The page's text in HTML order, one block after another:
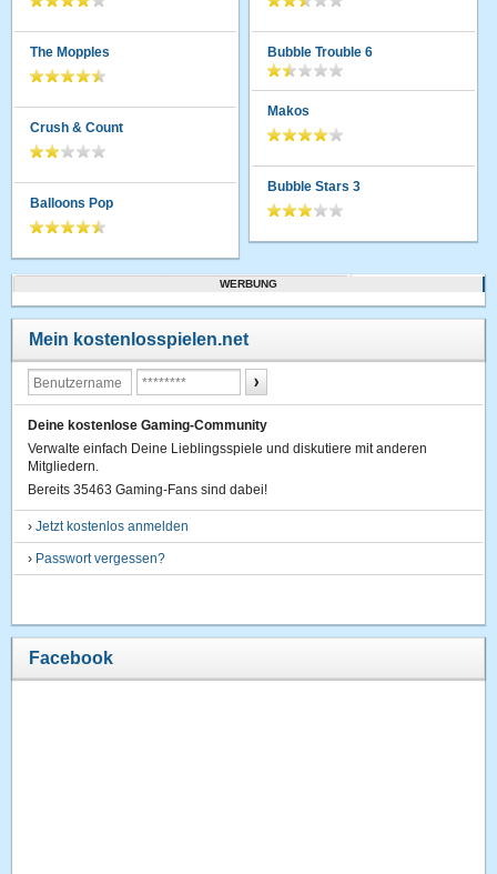
The Mopples
Crush & Count
Balloons Pop
Bubble Trouble 6
Makos
Bubble Stars 3
WERBUNG
Mein kostenlosspielen.net
Deine kostenlose Gaming-Community
Verwalte einfach Deine Lieblingsspiele und diskutiere mit anderen
Mitgliedern.
Bereits 35463 Gaming-Fans sind dabei!
›Jetzt kostenlos anmelden
› Passwort vergessen?
Facebook